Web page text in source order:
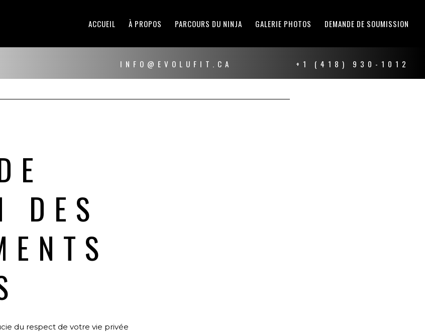
ACCUEIL À PROPOS PARCOURS DU NINJA GALERIE PHOTOS DEMANDE DE SOUMISSION
INFO@EVOLUFIT.CA +1 (418) 930-1012
DES
du respect de votre vie privée